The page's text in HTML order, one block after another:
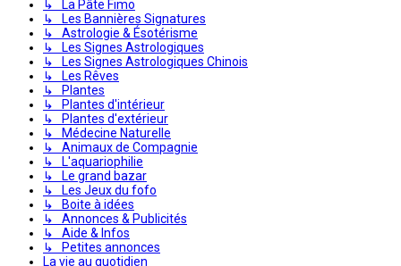
↳ La Pâte Fimo
↳ Les Bannières Signatures
↳ Astrologie & Ésotérisme
↳ Les Signes Astrologiques
↳ Les Signes Astrologiques Chinois
↳ Les Rêves
↳ Plantes
↳ Plantes d'intérieur
↳ Plantes d'extérieur
↳ Médecine Naturelle
↳ Animaux de Compagnie
↳ L'aquariophilie
↳ Le grand bazar
↳ Les Jeux du fofo
↳ Boite à idées
↳ Annonces & Publicités
↳ Aide & Infos
↳ Petites annonces
La vie au quotidien